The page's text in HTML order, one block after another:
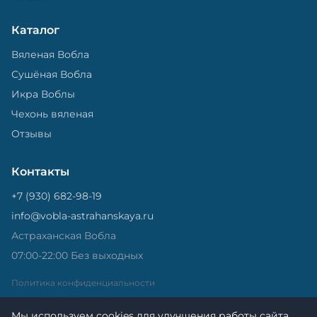
Каталог
Вяленая Вобла
Сушёная Вобла
Икра Воблы
Чехонь вяленая
Отзывы
Контакты
+7 (930) 682-98-19
info@vobla-astrahanskaya.ru
Астраханская Вобла
07:00-22:00 Без выходных
Политика конфиденциальности